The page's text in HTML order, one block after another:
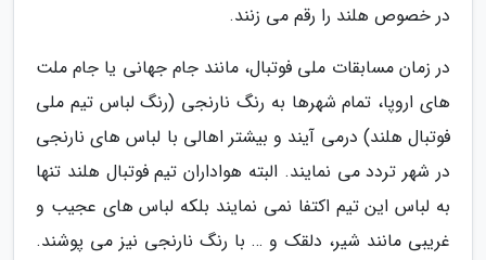
در خصوص هلند را رقم می زنند.
در زمان مسابقات ملی فوتبال، مانند جام جهانی یا جام ملت
های اروپا، تمام شهرها به رنگ نارنجی (رنگ لباس تیم ملی
فوتبال هلند) درمی آیند و بیشتر اهالی با لباس های نارنجی
در شهر تردد می نمایند. البته هواداران تیم فوتبال هلند تنها
به لباس این تیم اکتفا نمی نمایند بلکه لباس های عجیب و
غریبی مانند شیر، دلقک و … با رنگ نارنجی نیز می پوشند.